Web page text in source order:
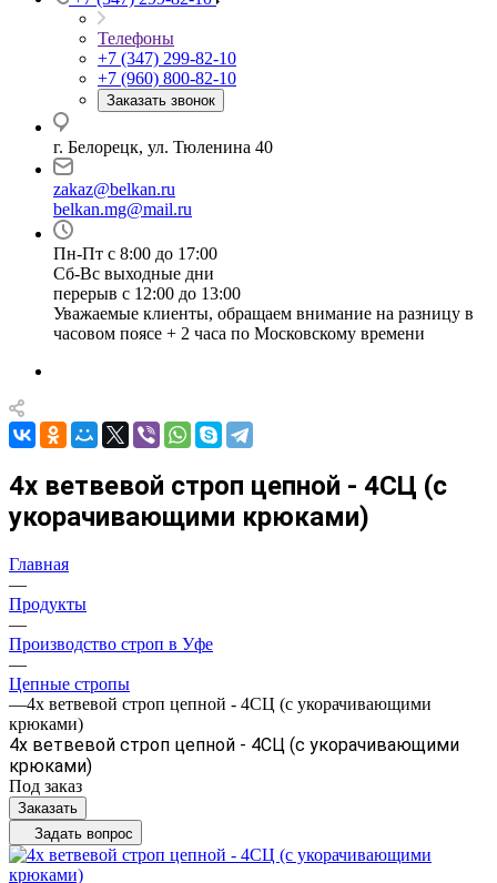
Телефоны
+7 (347) 299-82-10
+7 (960) 800-82-10
Заказать звонок
г. Белорецк, ул. Тюленина 40
zakaz@belkan.ru
belkan.mg@mail.ru
Пн-Пт с 8:00 до 17:00
Сб-Вс выходные дни
перерыв с 12:00 до 13:00
Уважаемые клиенты, обращаем внимание на разницу в
часовом поясе + 2 часа по Московскому времени
4х ветвевой строп цепной - 4СЦ (с
укорачивающими крюками)
Главная
—
Продукты
—
Производство строп в Уфе
—
Цепные стропы
—4х ветвевой строп цепной - 4СЦ (с укорачивающими
крюками)
4х ветвевой строп цепной - 4СЦ (с укорачивающими
крюками)
Под заказ
Заказать
Задать вопрос